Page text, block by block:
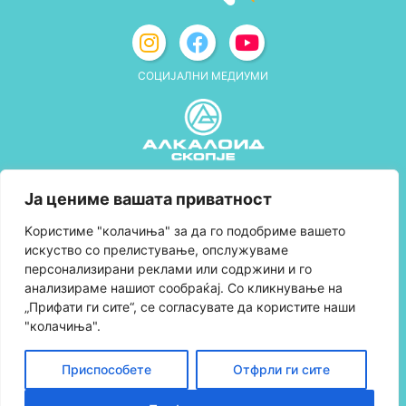
Ја цениме вашата приватност
Kористиме "колачиња" за да го подобриме вашето
искуство со прелистување, опслужуваме
персонализирани реклами или содржини и го
анализираме нашиот сообраќај. Со кликнување на
„Прифати ги сите“, се согласувате да користите наши
"колачиња".
Приспособете Отфрли ги сите
СОЦИЈАЛНИ МЕДИУМИ
Правила и услови за користење
Политика за колачиња
Правила за учество во програмата за
лојалност и политика за собирање поени
Контактирајте нè